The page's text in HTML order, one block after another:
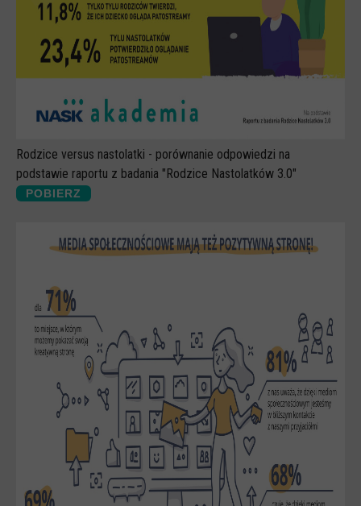
Rodzice versus nastolatki - porównanie odpowiedzi na
podstawie raportu z badania "Rodzice Nastolatków 3.0"
POBIERZ